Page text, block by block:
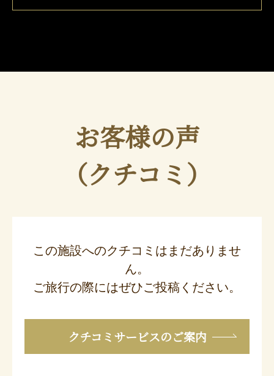
お客様の声
（クチコミ）
この施設へのクチコミはまだありませ
ん。
ご旅行の際にはぜひご投稿ください。
クチコミサービスのご案内